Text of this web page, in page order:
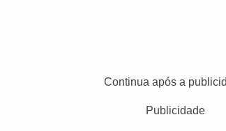
Continua após a
Publicidade